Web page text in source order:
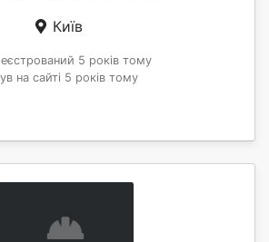
Київ
5 років тому
на сайті 5 років тому